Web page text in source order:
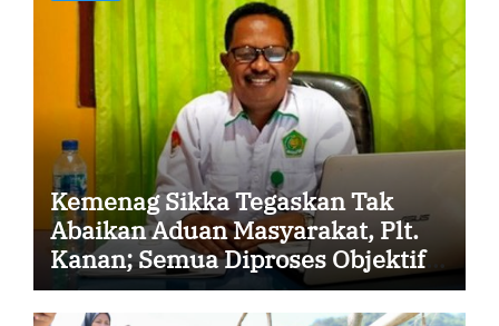
Kemenag Sikka Tegaskan Tak
Abaikan Aduan Masyarakat, Plt.
Kanan; Semua Diproses Objektif
dan Transparan